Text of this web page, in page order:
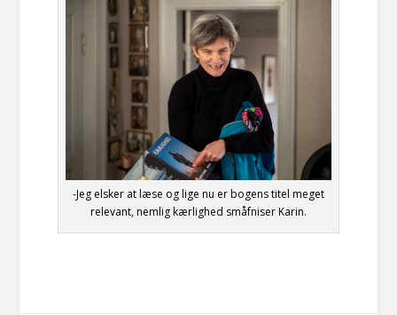
-Jeg elsker at læse og lige nu er bogens titel meget
relevant, nemlig kærlighed småfniser Karin.